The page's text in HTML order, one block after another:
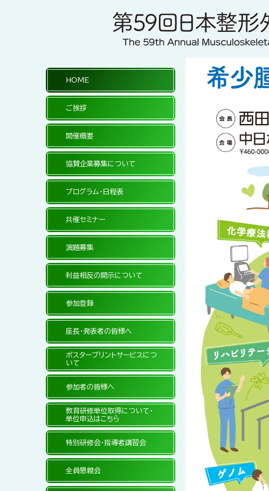
HOME
ご挨拶
開催概要
協賛企業募集について
プログラム・日程表
共催セミナー
演題募集
利益相反の開示について
参加登録
座長・発表者の皆様へ
ポスタープリントサービスにつ
いて
参加者の皆様へ
教育研修単位取得について・
単位申込はこちら
特別研修会・指導者講習会
全員懇親会